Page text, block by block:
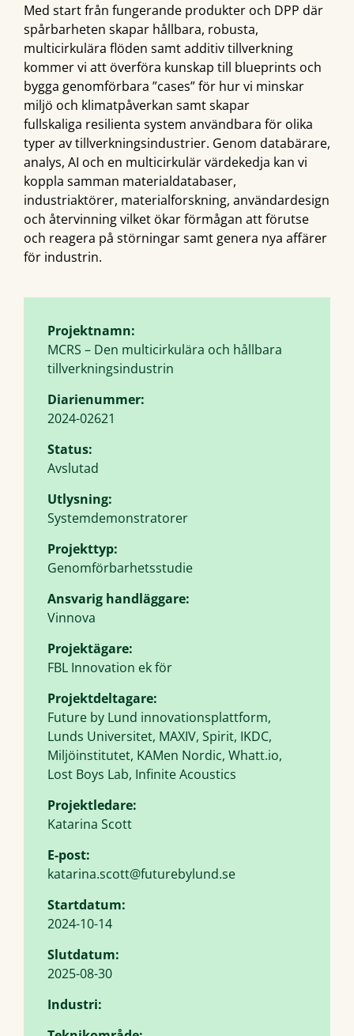
Med start från fungerande produkter och DPP där
spårbarheten skapar hållbara, robusta,
multicirkulära flöden samt additiv tillverkning
kommer vi att överföra kunskap till blueprints och
bygga genomförbara ”cases” för hur vi minskar
miljö och klimatpåverkan samt skapar
fullskaliga resilienta system användbara för olika
typer av tillverkningsindustrier. Genom databärare,
analys, AI och en multicirkulär värdekedja kan vi
koppla samman materialdatabaser,
industriaktörer, materialforskning, användardesign
och återvinning vilket ökar förmågan att förutse
och reagera på störningar samt genera nya affärer
för industrin.
Projektnamn:
MCRS – Den multicirkulära och hållbara
tillverkningsindustrin
Diarienummer:
2024-02621
Status:
Avslutad
Utlysning:
Systemdemonstratorer
Projekttyp:
Genomförbarhetsstudie
Ansvarig handläggare:
Vinnova
Projektägare:
FBL Innovation ek för
Projektdeltagare:
Future by Lund innovationsplattform,
Lunds Universitet, MAXIV, Spirit, IKDC,
Miljöinstitutet, KAMen Nordic, Whatt.io,
Lost Boys Lab, Infinite Acoustics
Projektledare:
Katarina Scott
E-post:
katarina.scott@futurebylund.se
Startdatum:
2024-10-14
Slutdatum:
2025-08-30
Industri: